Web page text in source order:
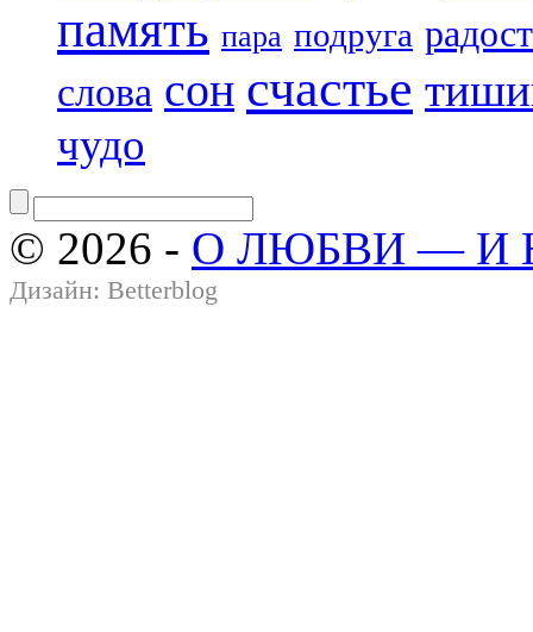
память пара подруга
слова сон счастье
чудо
© 2026 - О ЛЮБВИ — И
Дизайн: Betterblog